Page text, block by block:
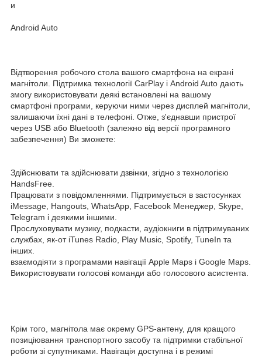
и
Android Auto
Відтворення робочого стола вашого смартфона на екрані
магнітоли. Підтримка технології CarPlay і Android Auto дають
змогу використовувати деякі встановлені на вашому
смартфоні програми, керуючи ними через дисплей магнітоли,
залишаючи їхні дані в телефоні. Отже, з'єднавши пристрої
через USB або Bluetooth (залежно від версії програмного
забезпечення) Ви зможете:
Здійснювати та здійснювати дзвінки, згідно з технологією
HandsFree.
Працювати з повідомленнями. Підтримується в застосунках
iMessage, Hangouts, WhatsApp, Facebook Менеджер, Skype,
Telegram і деякими іншими.
Прослуховувати музику, подкасти, аудіокниги в підтримуваних
службах, як-от iTunes Radio, Play Music, Spotify, TuneIn та
інших.
взаємодіяти з програмами навігації Apple Maps і Google Maps.
Використовувати голосові команди або голосового асистента.
Крім того, магнітола має окрему GPS-антену, для кращого
позиціювання транспортного засобу та підтримки стабільної
роботи зі супутниками. Навігація доступна і в режимі